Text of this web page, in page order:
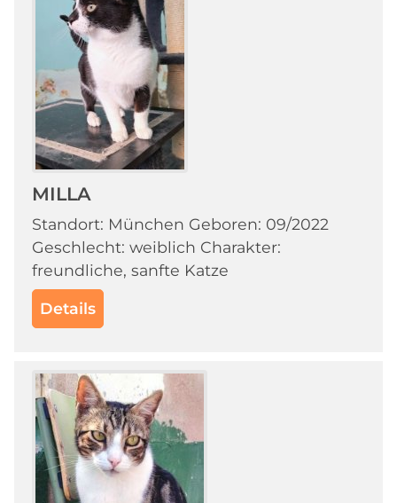
MILLA
Standort: München Geboren: 09/2022
Geschlecht: weiblich Charakter:
freundliche, sanfte Katze
Details